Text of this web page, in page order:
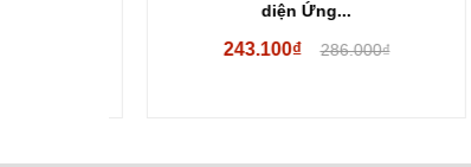
diện Ứng...
243.100₫ 286.000₫